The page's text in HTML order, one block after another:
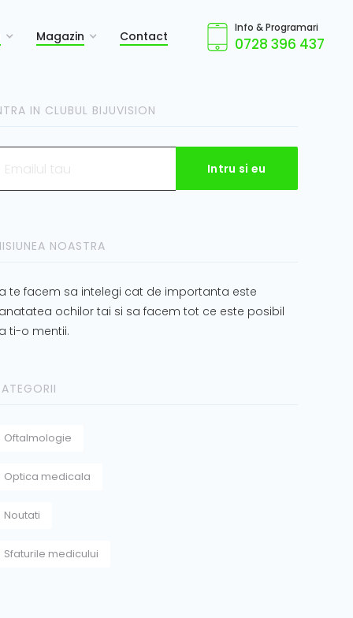
Info & Programari
0728 396 437
Magazin Contact
IN CLUBUL BIJUVISION
NOASTRA
te facem sa intelegi cat de importanta este
ochilor tai si sa facem tot ce este posibil
ti-o mentii.
Oftalmologie
Optica medicala
Noutati
Sfaturile medicului